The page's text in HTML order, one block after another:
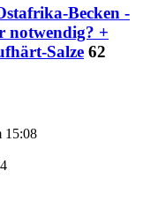
Becken -
notwendig? +
Salze 62
15:08